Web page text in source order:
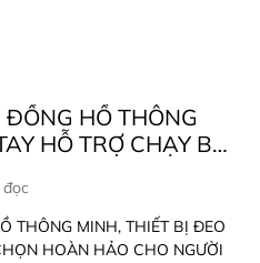
HỒ THÔNG
HỖ TRỢ CHẠY BỘ:
THÔNG MINH, THIẾT BỊ ĐEO
HOÀN HẢO CHO NGƯỜI